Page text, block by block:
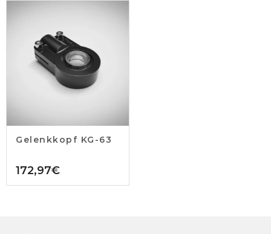
Gelenkkopf KG-63
172,97€